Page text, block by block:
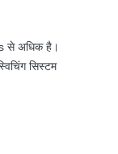
से अधिक है।
सिस्टम